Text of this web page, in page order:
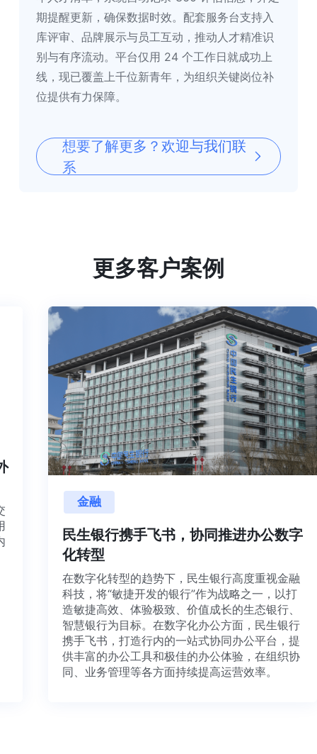
期提醒更新，确保数据时效。配套服务台支持入
库评审、品牌展示与员工互动，推动人才精准识
别与有序流动。平台仅用 24 个工作日就成功上
线，现已覆盖上千位新青年，为组织关键岗位补
位提供有力保障。
想要了解更多？欢迎与我们联
系
更多客户案例
金融
民生银行携手飞书，协同推进办公数字
化转型
在数字化转型的趋势下，民生银行高度重视金融
科技，将“敏捷开发的银行”作为战略之一，以打
造敏捷高效、体验极致、价值成长的生态银行、
智慧银行为目标。在数字化办公方面，民生银行
携手飞书，打造行内的一站式协同办公平台，提
供丰富的办公工具和极佳的办公体验，在组织协
同、业务管理等各方面持续提高运营效率。